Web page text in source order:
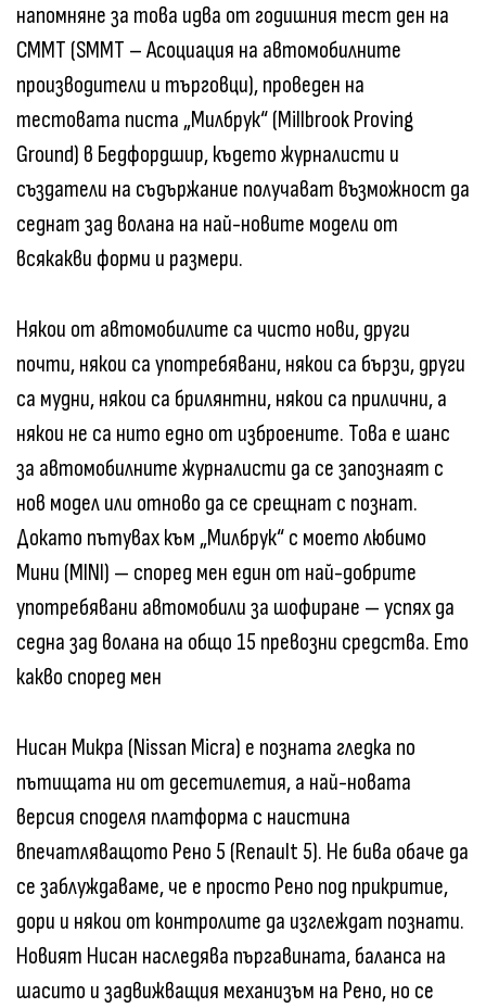
напомняне за това идва от годишния тест ден на
СММТ (SMMT – Асоциация на автомобилните
производители и търговци), проведен на
тестовата писта „Милбрук“ (Millbrook Proving
Ground) в Бедфордшир, където журналисти и
създатели на съдържание получават възможност да
седнат зад волана на най-новите модели от
всякакви форми и размери.
Някои от автомобилите са чисто нови, други
почти, някои са употребявани, някои са бързи, други
са мудни, някои са брилянтни, някои са прилични, а
някои не са нито едно от изброените. Това е шанс
за автомобилните журналисти да се запознаят с
нов модел или отново да се срещнат с познат.
Докато пътувах към „Милбрук“ с моето любимо
Мини (MINI) — според мен един от най-добрите
употребявани автомобили за шофиране — успях да
седна зад волана на общо 15 превозни средства. Ето
какво според мен
Нисан Микра (Nissan Micra) е позната гледка по
пътищата ни от десетилетия, а най-новата
версия споделя платформа с наистина
впечатляващото Рено 5 (Renault 5). Не бива обаче да
се заблуждаваме, че е просто Рено под прикритие,
дори и някои от контролите да изглеждат познати.
Новият Нисан наследява пъргавината, баланса на
шасито и задвижващия механизъм на Рено, но се